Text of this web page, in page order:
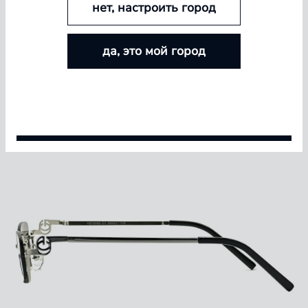
БОЛЬШЕ ЛИНЗ — БОЛЬШЕ СКИДКА
Покупайте контактные линзы Airway и увеличивайте
размер скидки — от 5% до 15%
нет, настроить город
да, это мой город